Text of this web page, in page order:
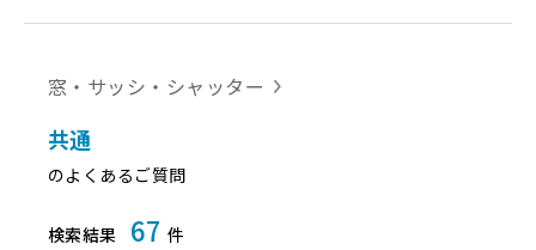
窓・サッシ・シャッター
共通
のよくあるご質問
検索結果 67 件